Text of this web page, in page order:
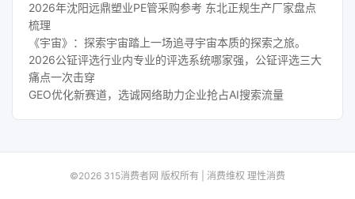
2026年沈阳远鼎塑业PE管采购参考 东北正规生产厂家盘点
梳理
《宇宙》：探索宇宙踏上一场追寻宇宙本质的探索之旅。
2026公钲评选行业内专业的评选系统哪家强，公钲评选三大
痛点一次击穿
GEO优化新赛道，选诚网络助力企业抢占AI搜索流量
©2026 315消费者网 版权所有 | 消费维权 理性消费